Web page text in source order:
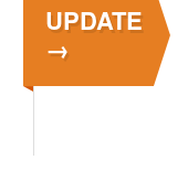
UPDATE
→